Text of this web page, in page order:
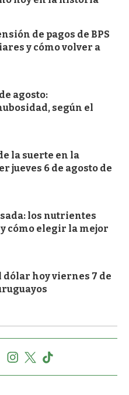
de pagos de BPS
y cómo volver a
agosto:
según el
la suerte en la
jueves 6 de agosto de
los nutrientes
cómo elegir la mejor
hoy viernes 7 de